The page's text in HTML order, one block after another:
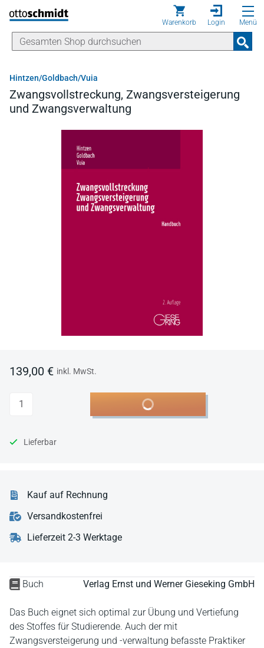
Direkt zum Inhalt
Warenkorb Login Menü
Hintzen/Goldbach/Vuia
Zwangsvollstreckung, Zwangsversteigerung
und Zwangsverwaltung
Buch Verlag Ernst und Werner Gieseking GmbH
Das Buch eignet sich optimal zur Übung und Vertiefung
des Stoffes für Studierende. Auch der mit
Zwangsversteigerung und -verwaltung befasste Praktiker
139,00 € inkl. MwSt.
Anzahl In den Warenkorb
Lieferbar
Kauf auf Rechnung
Versandkostenfrei
Lieferzeit 2-3 Werktage